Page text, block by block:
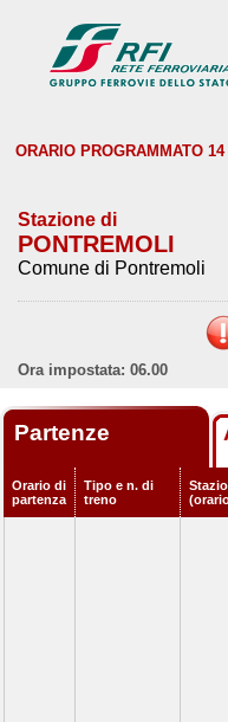
ORARIO PROGRAMMATO
Stazione di
PONTREMOLI
Comune di Pontremoli
Ora impostata: 06.00
Partenze
Orario di
partenza
Tipo e n. di
treno